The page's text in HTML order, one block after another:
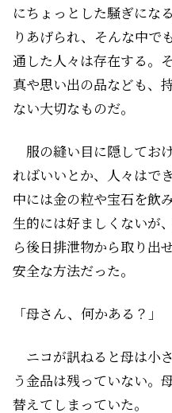
にちょっとした騒ぎにな
りあげられ、そんな中で
通した人々は存在する。
真や思い出の品なども、
ない大切なものだ。
服の縫い目に隠してお
ればいいとか、人々はで
中には金の粒や宝石を飲
生的には好ましくないが
ら後日排泄物から取り出
安全な方法だった。
「母さん、何かある？」
ニコが訊ねると母は小
う金品は残っていない。
替えてしまっていた。